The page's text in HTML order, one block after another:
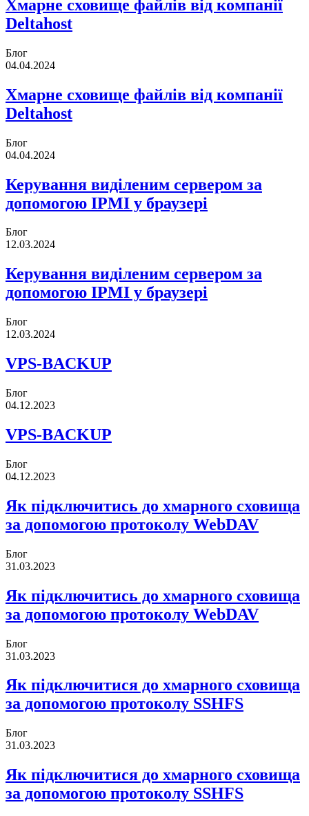
Хмарне сховище файлів від компанії
Deltahost
Блог
04.04.2024
Хмарне сховище файлів від компанії
Deltahost
Блог
04.04.2024
Керування виділеним сервером за
допомогою IPMI у браузері
Блог
12.03.2024
Керування виділеним сервером за
допомогою IPMI у браузері
Блог
12.03.2024
VPS-BACKUP
Блог
04.12.2023
VPS-BACKUP
Блог
04.12.2023
Як підключитись до хмарного сховища
за допомогою протоколу WebDAV
Блог
31.03.2023
Як підключитись до хмарного сховища
за допомогою протоколу WebDAV
Блог
31.03.2023
Як підключитися до хмарного сховища
за допомогою протоколу SSHFS
Блог
31.03.2023
Як підключитися до хмарного сховища
за допомогою протоколу SSHFS